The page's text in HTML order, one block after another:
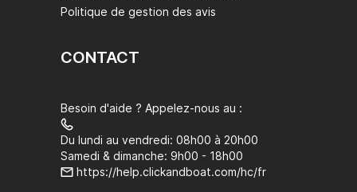
Politique de gestion des avis
CONTACT
Besoin d'aide ? Appelez-nous au :
Du lundi au vendredi: 08h00 à 20h00
Samedi & dimanche: 9h00 - 18h00
https://help.clickandboat.com/hc/fr